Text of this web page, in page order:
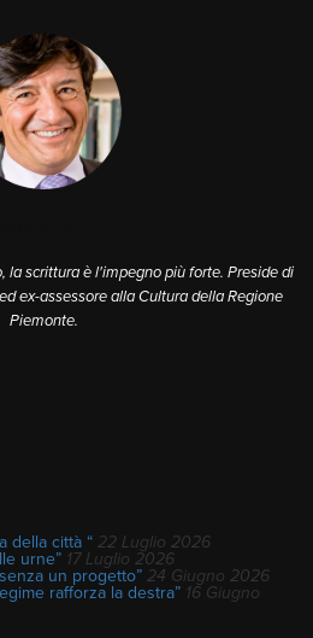
la scrittura è l'impegno più forte. Preside di
ex-assessore alla Cultura della Regione
Piemonte.
della città “ 22 Luglio 2026
urne” 17 Luglio 2026
un progetto” 24 Giugno 2026
rafforza la destra” 16 Giugno